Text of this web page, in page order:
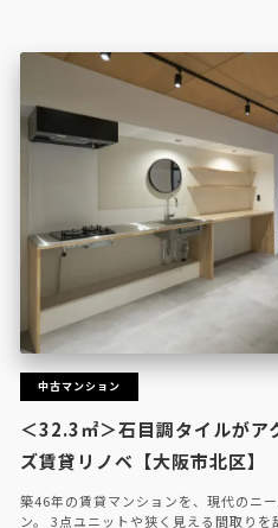
中古マンション
＜32.3㎡＞石目調タイルがア
ズ賃貸リノベ【大阪市北区】
築46年の賃貸マンションを、現代のニ
ン。 3点ユニットや狭く見える間取り